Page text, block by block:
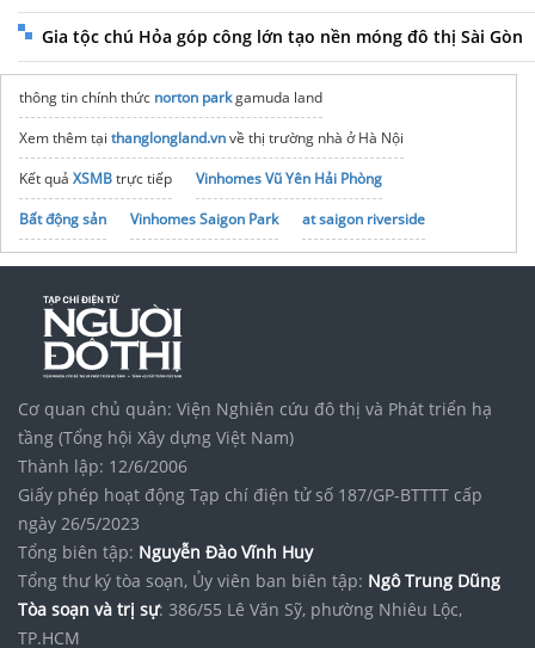
Gia tộc chú Hỏa góp công lớn tạo nền móng đô thị Sài Gòn
thông tin chính thức norton parkgamuda land
Xem thêm tại thanglongland.vnvề thị trường nhà ở Hà Nội
Kết quả XSMBtrực tiếp
Vinhomes Vũ Yên Hải Phòng
Bất động sản
Vinhomes Saigon Park
at saigon riverside
noxh K Home Avenue Nhơn Trạch
Tập đoàn Bcons Group
Thông tin chính thức
t&t city millennia long hậu cần giuộc
Xổ số miền nam thứ 4trực tiếp
Cơ quan chủ quản: Viện Nghiên cứu đô thị và Phát triển hạ
tầng (Tổng hội Xây dựng Việt Nam)
Thành lập: 12/6/2006
Giấy phép hoạt động Tạp chí điện tử số 187/GP-BTTTT cấp
ngày 26/5/2023
Tổng biên tập: Nguyễn Đào Vĩnh Huy
Tổng thư ký tòa soạn, Ủy viên ban biên tập: Ngô Trung Dũng
Tòa soạn và trị sự: 386/55 Lê Văn Sỹ, phường Nhiêu Lộc,
TP.HCM